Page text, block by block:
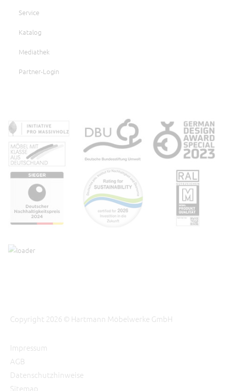
Service
Katalog
Mediathek
Partner-Login
Copyright 2026 © Hartmann Möbelwerke GmbH
Impressum
AGB
Datenschutzhinweise
Sitemap